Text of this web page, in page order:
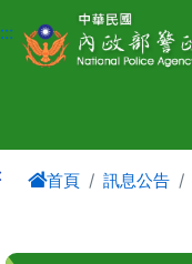
進入內容區塊
:::
首頁 訊息公告